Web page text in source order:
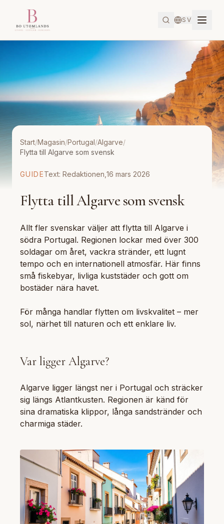
SV
Start/Magasin/Portugal/Algarve/
Flytta till Algarve som svensk
GUIDEText: Redaktionen 16 mars 2026
Flytta till Algarve som svensk
Allt fler svenskar väljer att flytta till Algarve i
södra Portugal. Regionen lockar med över 300
soldagar om året, vackra stränder, ett lugnt
tempo och en internationell atmosfär. Här finns
små fiskebyar, livliga kuststäder och gott om
bostäder nära havet.
För många handlar flytten om livskvalitet – mer
sol, närhet till naturen och ett enklare liv.
Var ligger Algarve?
Algarve ligger längst ner i Portugal och sträcker
sig längs Atlantkusten. Regionen är känd för
sina dramatiska klippor, långa sandstränder och
charmiga städer.